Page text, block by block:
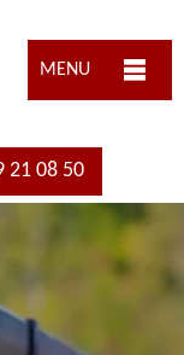
MENU
21 08 50